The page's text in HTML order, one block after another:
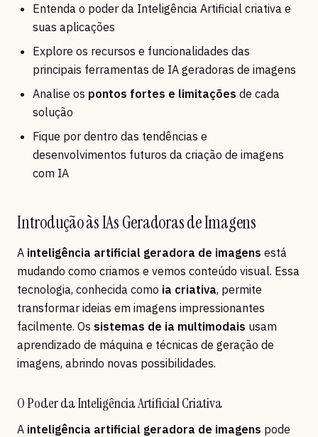
Entenda o poder da Inteligência Artificial criativa e
suas aplicações
Explore os recursos e funcionalidades das
principais ferramentas de IA geradoras de imagens
Analise os pontos fortes e limitações de cada
solução
Fique por dentro das tendências e
desenvolvimentos futuros da criação de imagens
com IA
Introdução às IAs Geradoras de Imagens
A inteligência artificial geradora de imagens está
mudando como criamos e vemos conteúdo visual. Essa
tecnologia, conhecida como ia criativa, permite
transformar ideias em imagens impressionantes
facilmente. Os sistemas de ia multimodais usam
aprendizado de máquina e técnicas de geração de
imagens, abrindo novas possibilidades.
O Poder da Inteligência Artificial Criativa
A inteligência artificial geradora de imagens pode